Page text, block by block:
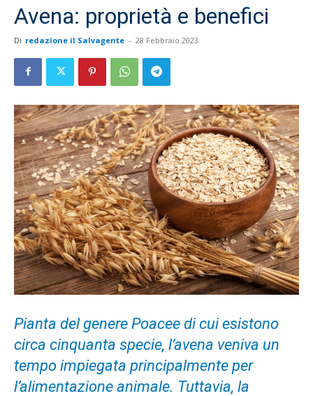
Avena: proprietà e benefici
Di redazione il Salvagente - 28 Febbraio 2023
Pianta del genere Poacee di cui esistono
circa cinquanta specie, l’avena veniva un
tempo impiegata principalmente per
l’alimentazione animale. Tuttavia, la